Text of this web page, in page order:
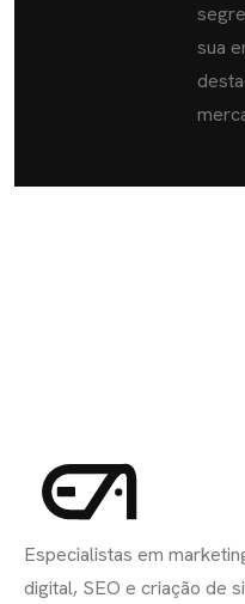
sua
Especialistas em
digital, SEO e criação de